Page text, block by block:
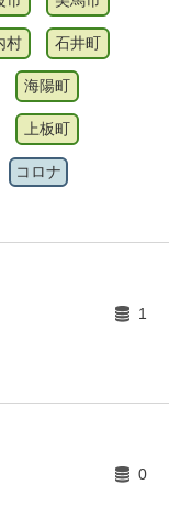
村 石井町
海陽町
上板町
コロナ
1
0